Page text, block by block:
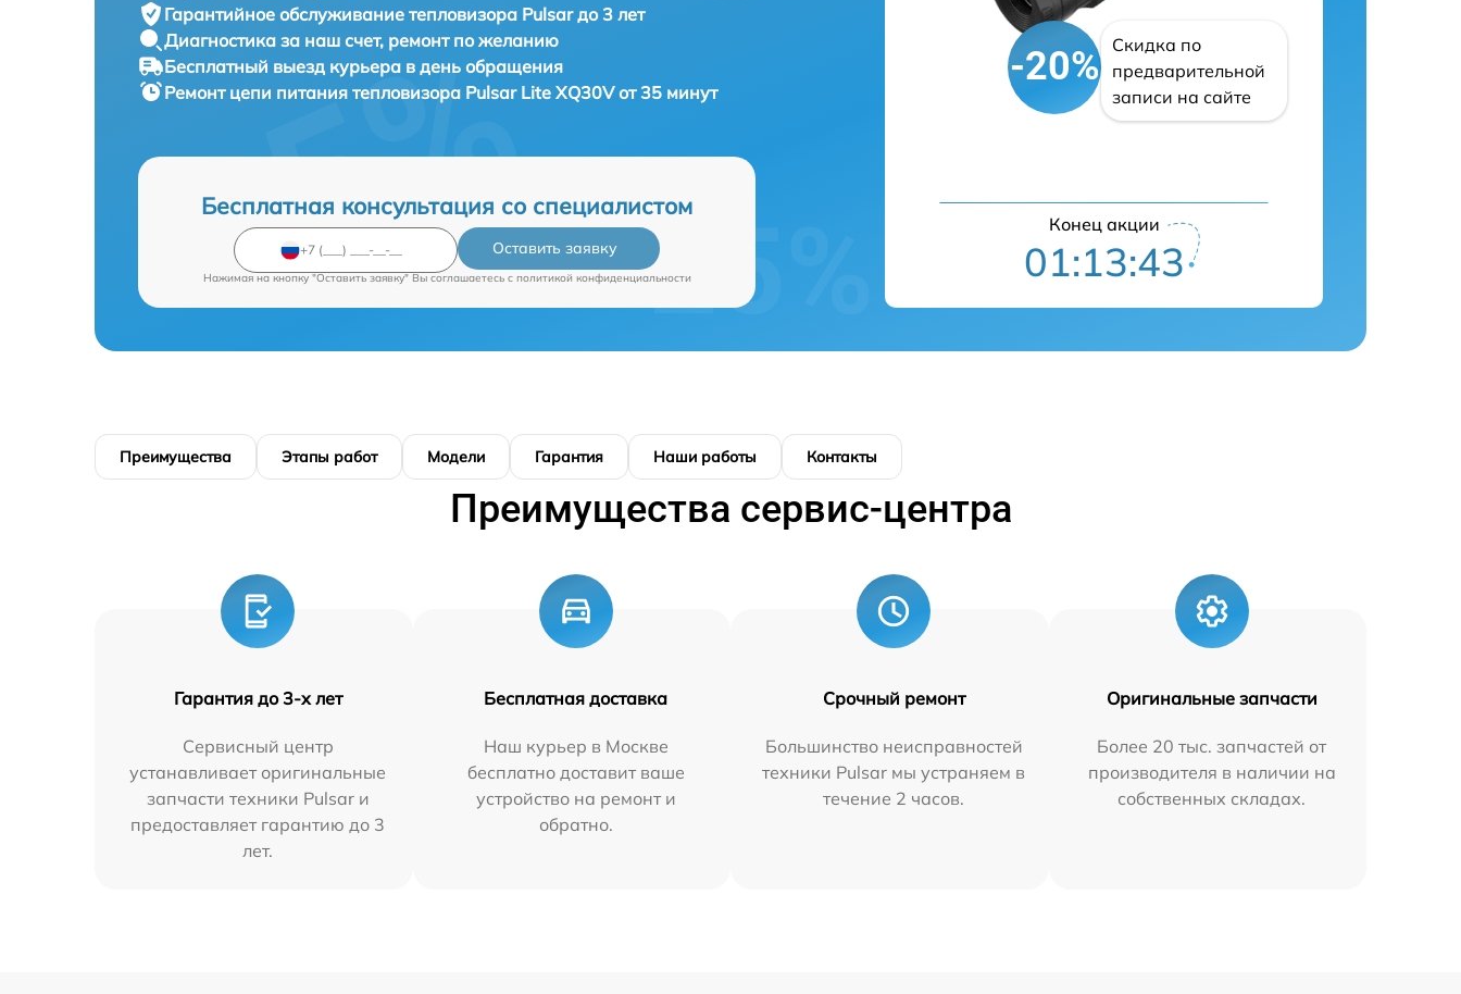
Гарантийное обслуживание тепловизора Pulsar до 3 лет
Диагностика за наш счет, ремонт по желанию
Бесплатный выезд курьера в день обращения
Ремонт цепи питания тепловизора Pulsar Lite XQ30V от 35 минут
Бесплатная консультация со специалистом
Оставить заявку
Нажимая на кнопку "Оставить заявку" Вы соглашаетесь c политикой конфиденциальности
-20%
Скидка по
предварительной
записи на сайте
Конец акции
01:13:42
Преимущества Этапы работ Модели Гарантия Наши работы Контакты
Преимущества сервис-центра
Гарантия до 3-х лет
Сервисный центр
устанавливает оригинальные
запчасти техники Pulsar и
предоставляет гарантию до 3
лет.
Бесплатная доставка
Наш курьер в Москве
бесплатно доставит ваше
устройство на ремонт и
обратно.
Срочный ремонт
Большинство неисправностей
техники Pulsar мы устраняем в
течение 2 часов.
Оригинальные запчасти
Более 20 тыс. запчастей от
производителя в наличии на
собственных складах.